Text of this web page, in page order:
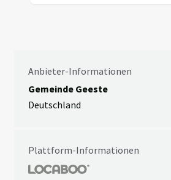
Anbieter-Informationen
Gemeinde Geeste
Deutschland
Plattform-Informationen